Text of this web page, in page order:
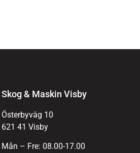
Skog & Maskin Visby
Österbyväg 10
621 41 Visby
Mån – Fre: 08.00-17.00